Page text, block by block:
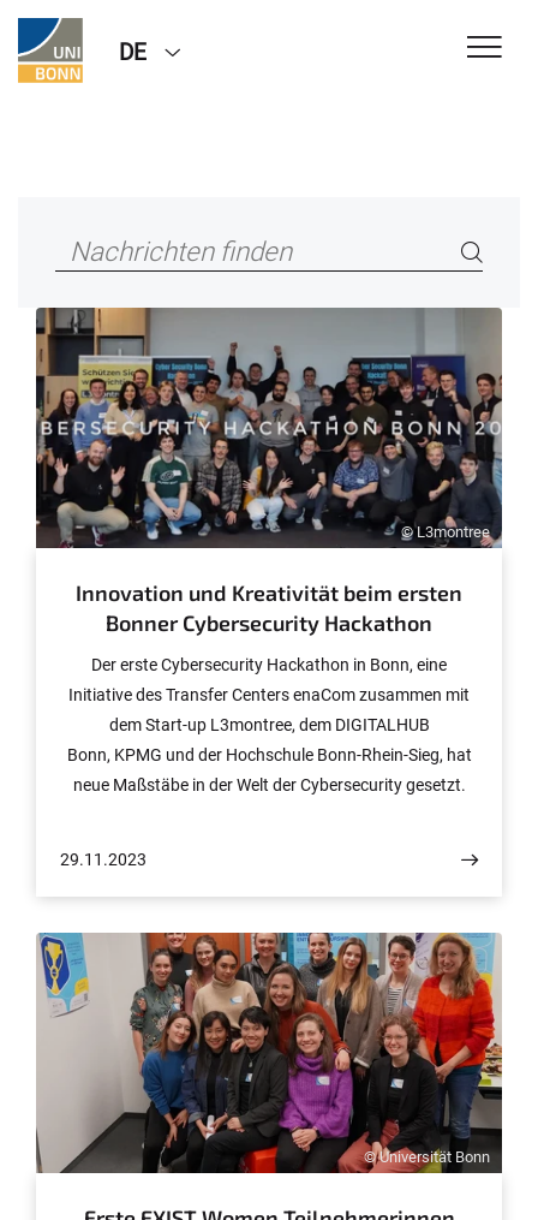
DE
© L3montree
Innovation und Kreativität beim ersten
Bonner Cybersecurity Hackathon
Der erste Cybersecurity Hackathon in Bonn, eine
Initiative des Transfer Centers enaCom zusammen mit
dem Start-up L3montree, dem DIGITALHUB
Bonn, KPMG und der Hochschule Bonn-Rhein-Sieg, hat
neue Maßstäbe in der Welt der Cybersecurity gesetzt.
innovativen Lösungen in der Cybersecurity ist.
29.11.2023
© Universität Bonn